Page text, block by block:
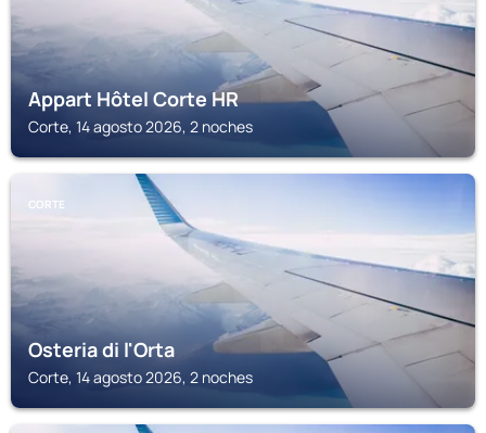
Appart Hôtel Corte HR
Corte, 14 agosto 2026, 2 noches
CORTE
Osteria di l'Orta
Corte, 14 agosto 2026, 2 noches